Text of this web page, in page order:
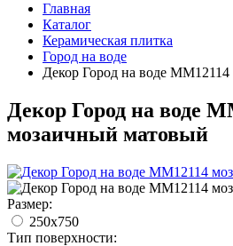
Главная
Каталог
Керамическая плитка
Город на воде
Декор Город на воде
Декор Город на воде
мозаичный матовый
Размер:
250x750
Тип поверхности: